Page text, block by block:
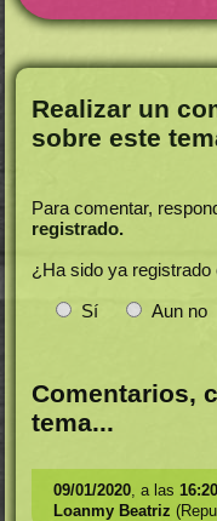
Realizar un
sobre este
Para comentar,
registrado.
¿Ha sido ya registrado
Sí
Aun no
Comentarios,
tema...
09/01/2020, a las 16:20
Loanmy Beatriz